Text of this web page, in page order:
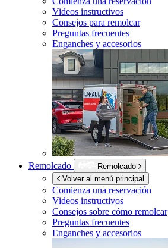
Videos instructivos
Consejos para remolcar
Preguntas frecuentes
Enganches y accesorios
Remolcado
Remolcado
Volver al menú principal
Comienza una reservación
Videos instructivos
Consejos sobre cómo remolcar
Preguntas frecuentes
Enganches y accesorios